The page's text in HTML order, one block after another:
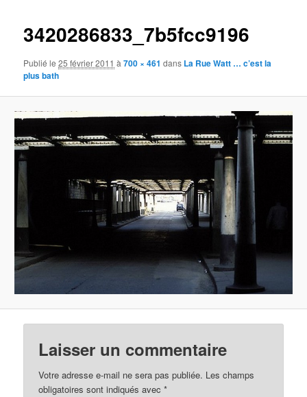
3420286833_7b5fcc9196
Publié le25 février 2011 à700 × 461 dans La Rue Watt … c’est la
plus bath
Laisser un commentaire
Votre adresse e-mail ne sera pas publiée. Les champs
obligatoires sont indiqués avec*